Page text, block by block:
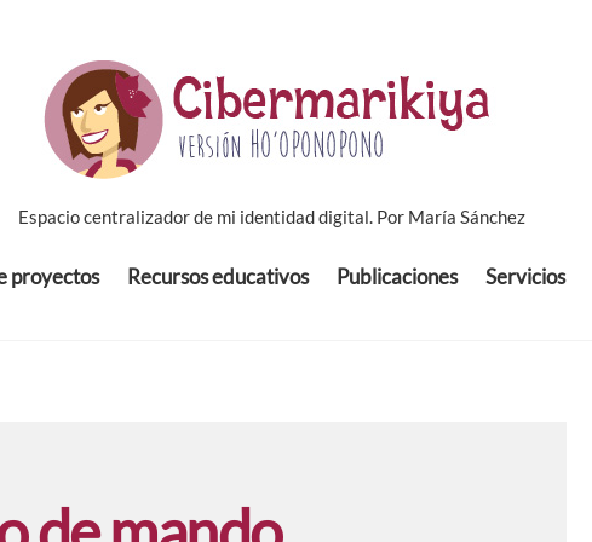
Espacio centralizador de mi identidad digital. Por María Sánchez
proyectos Recursos educativos Publicaciones Servicios